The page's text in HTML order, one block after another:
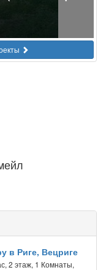
в Риге, Вецриге
2 этаж, 1 Комнаты,